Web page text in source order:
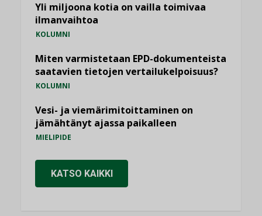
Yli miljoona kotia on vailla toimivaa
ilmanvaihtoa
KOLUMNI
Miten varmistetaan EPD-dokumenteista
saatavien tietojen vertailukelpoisuus?
KOLUMNI
Vesi- ja viemärimitoittaminen on
jämähtänyt ajassa paikalleen
MIELIPIDE
KATSO KAIKKI